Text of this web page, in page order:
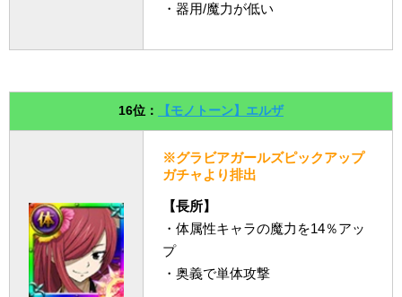
・器用/魔力が低い
16位： 【モノトーン】エルザ
※グラビアガールズピックアップ
ガチャより排出
【長所】
・体属性キャラの魔力を14％アッ
プ
・奥義で単体攻撃